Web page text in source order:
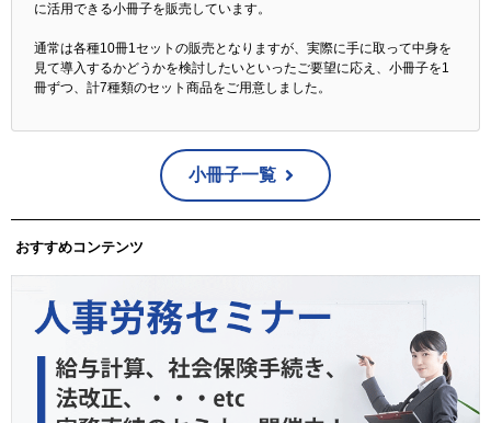
に活用できる小冊子を販売しています。
通常は各種10冊1セットの販売となりますが、実際に手に取って中身を
見て導入するかどうかを検討したいといったご要望に応え、小冊子を1
冊ずつ、計7種類のセット商品をご用意しました。
小冊子一覧
おすすめコンテンツ